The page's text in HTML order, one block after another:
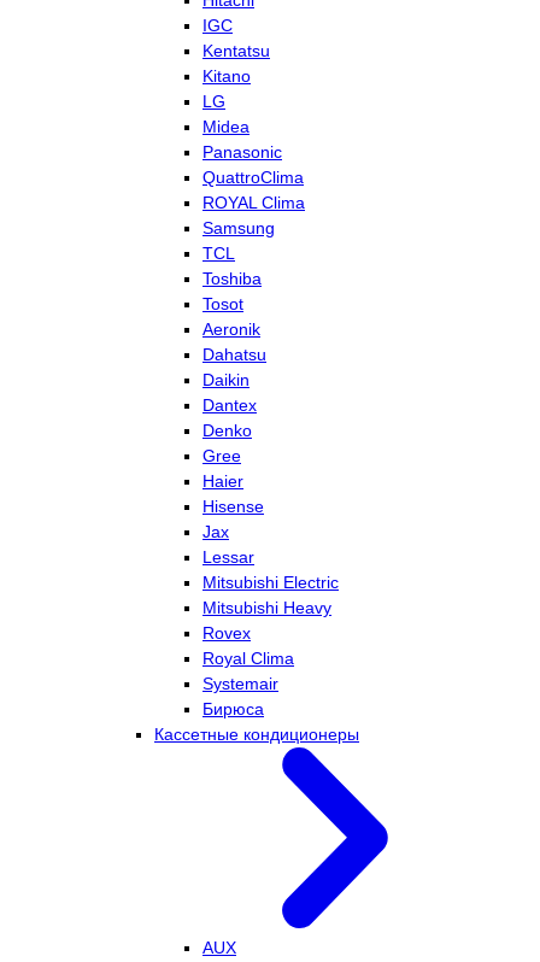
IGC
Kentatsu
Kitano
LG
Midea
Panasonic
QuattroClima
ROYAL Clima
Samsung
TCL
Toshiba
Tosot
Aeronik
Dahatsu
Daikin
Dantex
Denko
Gree
Haier
Hisense
Jax
Lessar
Mitsubishi Electric
Mitsubishi Heavy
Rovex
Royal Clima
Systemair
Бирюса
Кассетные кондиционеры
AUX